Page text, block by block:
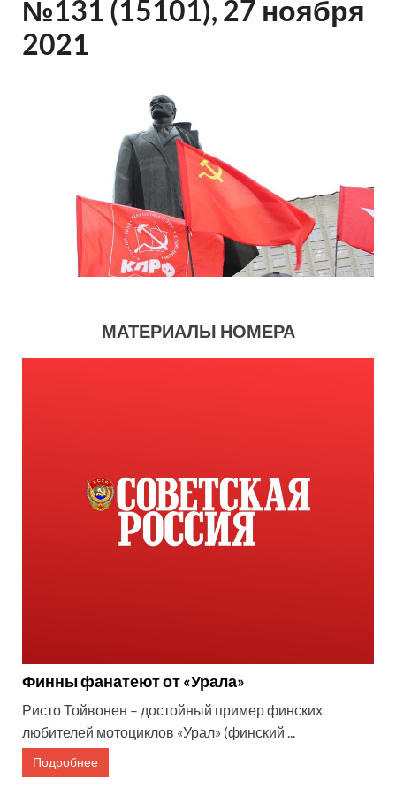
№131 (15101), 27 ноября
2021
МАТЕРИАЛЫ НОМЕРА
Финны фанатеют от «Урала»
Ристо Тойвонен – достойный пример финских
любителей мотоциклов «Урал» (финский ...
Подробнее